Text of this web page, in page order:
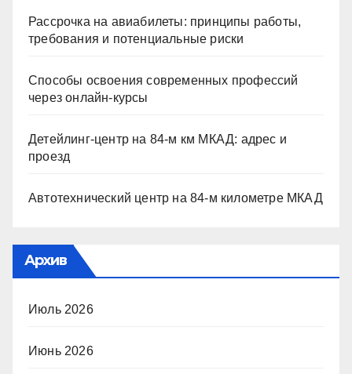
Рассрочка на авиабилеты: принципы работы,
требования и потенциальные риски
Способы освоения современных профессий
через онлайн-курсы
Детейлинг-центр на 84-м км МКАД: адрес и
проезд
Автотехнический центр на 84-м километре МКАД
Архив
Июль 2026
Июнь 2026